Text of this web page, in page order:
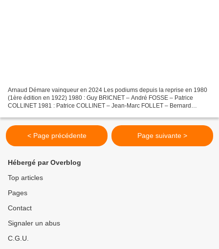
Arnaud Démare vainqueur en 2024 Les podiums depuis la reprise en 1980
(1ère édition en 1922) 1980 : Guy BRICNET – André FOSSE – Patrice
COLLINET 1981 : Patrice COLLINET – Jean-Marc FOLLET – Bernard
< Page précédente Page suivante >
Hébergé par Overblog
Top articles
Pages
Contact
Signaler un abus
C.G.U.